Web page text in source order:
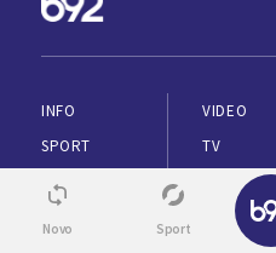
INFO
SPORT
BIZ
VIDEO
TV
ENGLISH
VREME
Novo Sport
✕